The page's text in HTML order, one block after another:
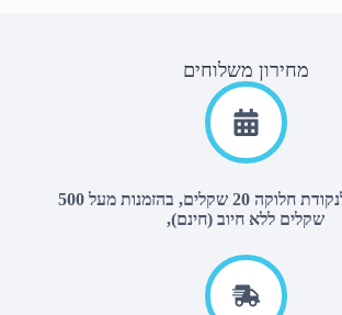
מחירון משלוחים
עלות משלוח לנקודת חלוקה 20 שקלים, בהזמנות מעל 500
שקלים ללא חיוב (חינם),